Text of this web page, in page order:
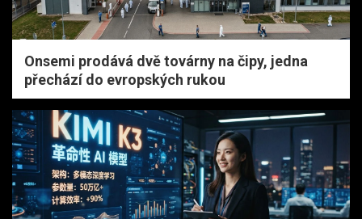
Onsemi prodává dvě továrny na čipy, jedna
přechází do evropských rukou